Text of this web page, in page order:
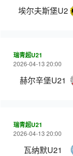
埃尔夫斯堡U21
瑞青超U21
2026-04-13 20:00
赫尔辛堡U21
瑞青超U21
2026-04-13 20:00
瓦纳默U21